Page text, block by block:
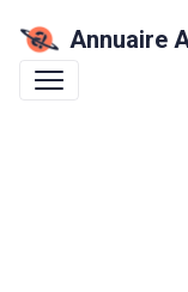
Annuaire